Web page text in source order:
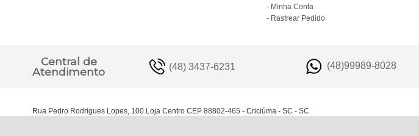
Minha Conta
Rastrear Pedido
Central de
Atendimento
(48) 3437-6231 (48)99989-8028
Rua Pedro Rodrigues Lopes, 100 Loja Centro CEP 88802-465 - Criciúma - SC - SC